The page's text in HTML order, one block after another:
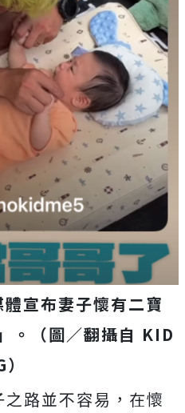
宣布妻子懷有二寶
。（圖／翻攝自 KID
之路並不容易，在懷